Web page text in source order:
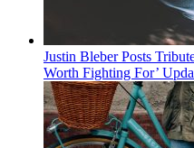
Justin Bleber Posts
Worth Fighting For’